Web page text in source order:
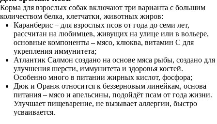
Корма для взрослых собак включают три варианта с большим
количеством белка, клетчатки, животных жиров:
Каранберис – для взрослых псов от года до семи лет,
рассчитан на любимцев, живущих на улице или в вольере,
основные компоненты – мясо, клюква, витамин С для
укрепления иммунитета;
Атлантик Салмон создано на основе мяса рыбы, создано для
улучшения шерсти, иммунитета и здоровья костей.
Особенно много в питании жирных кислот, фосфора;
Дюк и Оранж относится к беззерновым линейкам, основа
питания – мясо и апельсины, подойдёт псам от года жизни.
Улучшает пищеварение, не вызывает аллергии, быстро
усваивается.